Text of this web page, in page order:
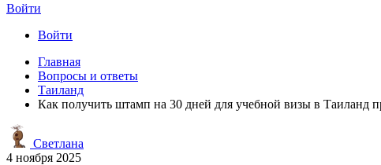
Войти
Войти
Главная
Вопросы и ответы
Таиланд
Как получить штамп на 30 дней для учебной визы в Таиланд
Светлана
4 ноября 2025